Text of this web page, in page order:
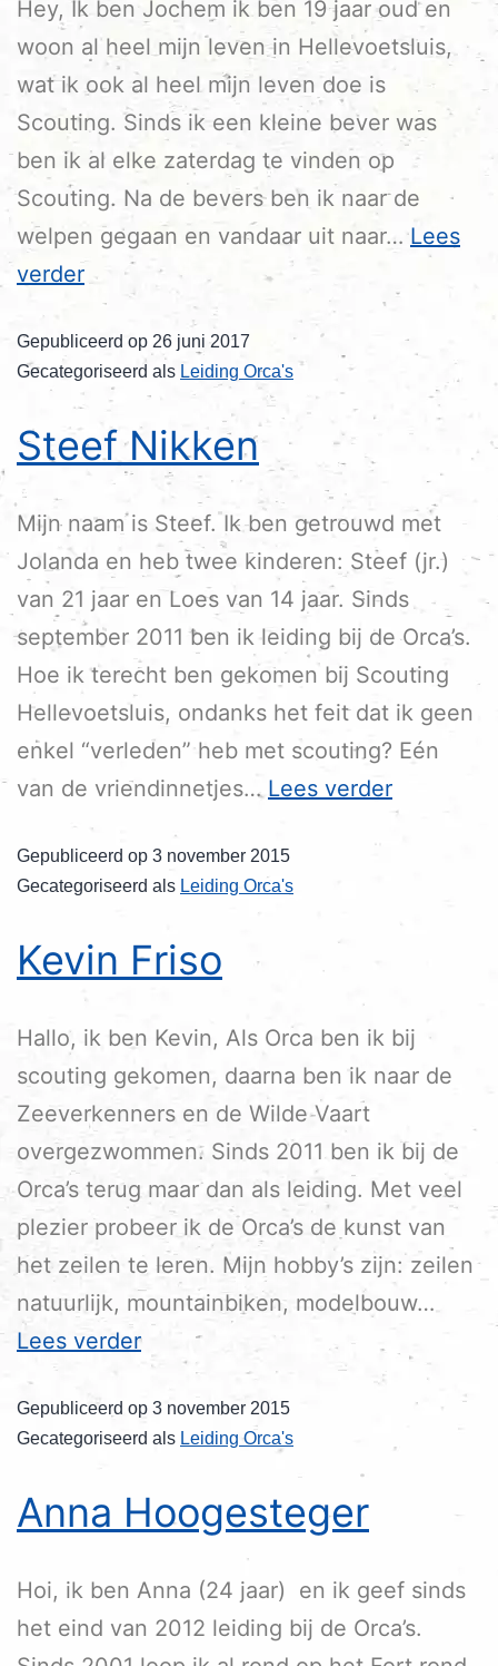
Hey, Ik ben Jochem ik ben 19 jaar oud en
woon al heel mijn leven in Hellevoetsluis,
wat ik ook al heel mijn leven doe is
Scouting. Sinds ik een kleine bever was
ben ik al elke zaterdag te vinden op
Scouting. Na de bevers ben ik naar de
welpen gegaan en vandaar uit naar…Lees
verder
Gepubliceerd op 26 juni 2017
Gecategoriseerd als Leiding Orca's
Steef Nikken
Mijn naam is Steef. Ik ben getrouwd met
Jolanda en heb twee kinderen: Steef (jr.)
van 21 jaar en Loes van 14 jaar. Sinds
september 2011 ben ik leiding bij de Orca’s.
Hoe ik terecht ben gekomen bij Scouting
Hellevoetsluis, ondanks het feit dat ik geen
enkel “verleden” heb met scouting? Eén
van de vriendinnetjes… Lees verder
Gepubliceerd op 3 november 2015
Gecategoriseerd als Leiding Orca's
Kevin Friso
Hallo, ik ben Kevin, Als Orca ben ik bij
scouting gekomen, daarna ben ik naar de
Zeeverkenners en de Wilde Vaart
overgezwommen. Sinds 2011 ben ik bij de
Orca’s terug maar dan als leiding. Met veel
plezier probeer ik de Orca’s de kunst van
het zeilen te leren. Mijn hobby’s zijn: zeilen
natuurlijk, mountainbiken, modelbouw…
Lees verder
Gepubliceerd op 3 november 2015
Gecategoriseerd als Leiding Orca's
Anna Hoogesteger
Hoi, ik ben Anna (24 jaar) en ik geef sinds
het eind van 2012 leiding bij de Orca’s.